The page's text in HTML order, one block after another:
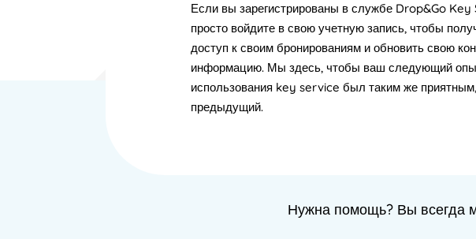
Если вы зарегистрированы в службе Drop&Go Key
просто войдите в свою учетную запись, чтобы
доступ к своим бронированиям и обновить свою
информацию. Мы здесь, чтобы ваш следующий
использования key service был таким же
предыдущий.
Нужна помощь? Вы всегда